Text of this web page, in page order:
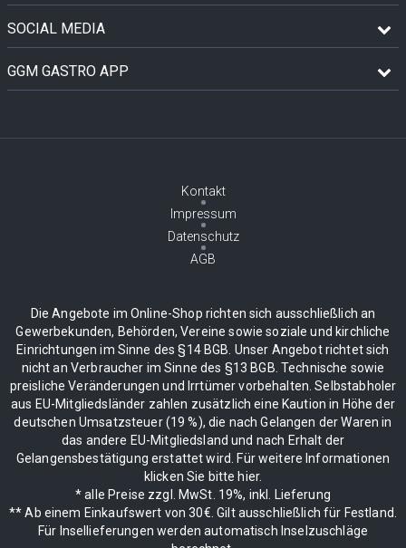
SOCIAL MEDIA
GGM GASTRO APP
Kontakt
Impressum
Datenschutz
AGB
Die Angebote im Online-Shop richten sich ausschließlich an
Gewerbekunden, Behörden, Vereine sowie soziale und kirchliche
Einrichtungen im Sinne des §14 BGB. Unser Angebot richtet sich
nicht an Verbraucher im Sinne des §13 BGB. Technische sowie
preisliche Veränderungen und Irrtümer vorbehalten. Selbstabholer
aus EU-Mitgliedsländer zahlen zusätzlich eine Kaution in Höhe der
deutschen Umsatzsteuer (19 %), die nach Gelangen der Waren in
das andere EU-Mitgliedsland und nach Erhalt der
Gelangensbestätigung erstattet wird. Für weitere Informationen
klicken Sie bitte hier.
* alle Preise zzgl. MwSt. 19%, inkl. Lieferung
** Ab einem Einkaufswert von 30€. Gilt ausschließlich für Festland.
Für Insellieferungen werden automatisch Inselzuschläge